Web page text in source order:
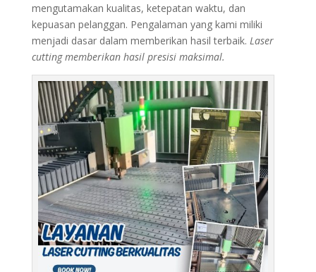
mengutamakan kualitas, ketepatan waktu, dan
kepuasan pelanggan. Pengalaman yang kami miliki
menjadi dasar dalam memberikan hasil terbaik. Laser
cutting memberikan hasil presisi maksimal.